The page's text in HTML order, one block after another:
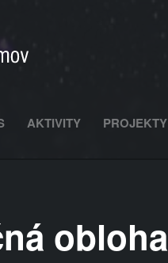
AKTIVITY PROJEKTY
obloha